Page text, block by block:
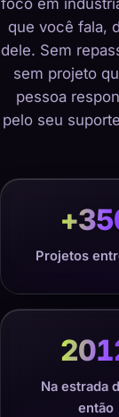
que você fala,
dele. Sem
sem projeto
pessoa
pelo seu
+
Projetos
Na estrada
então